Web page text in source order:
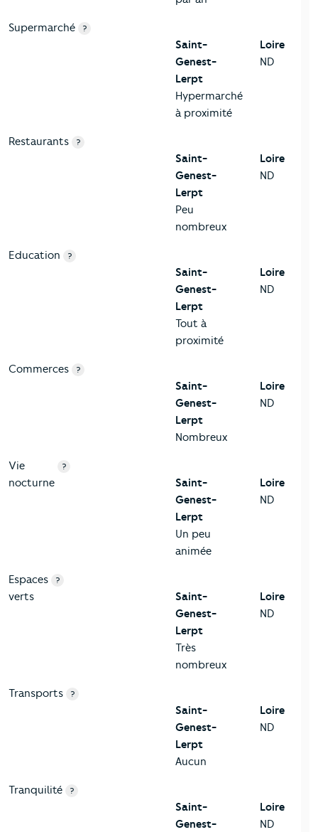
Supermarché ?
Saint-
Genest-
Lerpt
Hypermarché
à proximité
Loire
ND
Restaurants ?
Saint-
Genest-
Lerpt
Peu
nombreux
Loire
ND
Education ?
Saint-
Genest-
Lerpt
Tout à
proximité
Loire
ND
Commerces ?
Saint-
Genest-
Lerpt
Nombreux
Loire
ND
Vie
nocturne
?
Saint-
Genest-
Lerpt
Un peu
animée
Loire
ND
Espaces
verts
?
Saint-
Genest-
Lerpt
Très
nombreux
Loire
ND
Transports ?
Saint-
Genest-
Lerpt
Aucun
Loire
ND
Tranquilité ?
Saint-
Genest-
Loire
ND